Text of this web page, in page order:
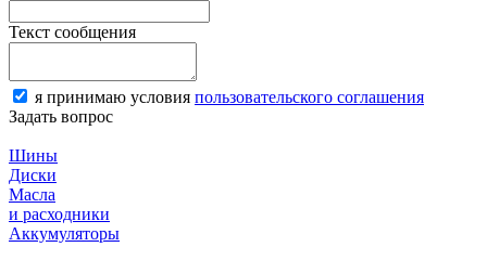
Текст сообщения
я принимаю условия пользовательского соглашения
Задать вопрос
Шины
Диски
Масла
и расходники
Аккумуляторы